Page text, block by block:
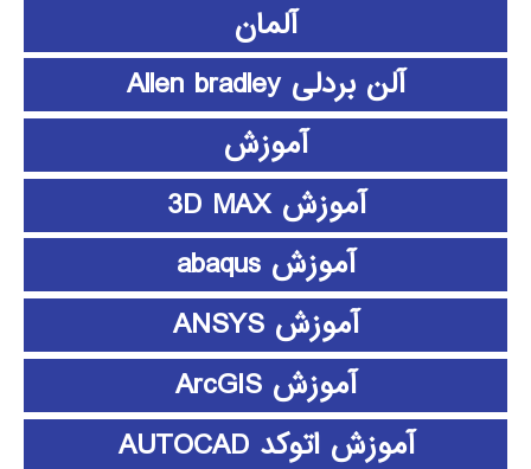
آلمان
آلن بردلی Allen bradley
آموزش
آموزش 3D MAX
آموزش abaqus
آموزش ANSYS
آموزش ArcGIS
آموزش اتوکد AUTOCAD